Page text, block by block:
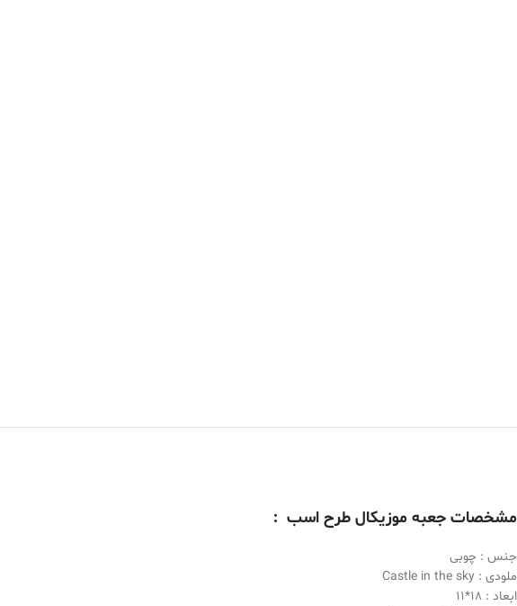
مشخصات جعبه موزیکال طرح اسب :
جنس : چوبی
ملودی : Castle in the sky
ابعاد : 18*11